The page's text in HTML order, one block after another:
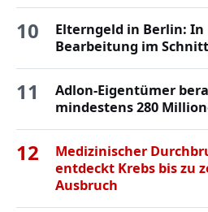
10
Elterngeld in Berlin:
Bearbeitung im
11
Adlon-Eigentümer
mindestens 280
12
Medizinischer
entdeckt Krebs bis zu
Ausbruch